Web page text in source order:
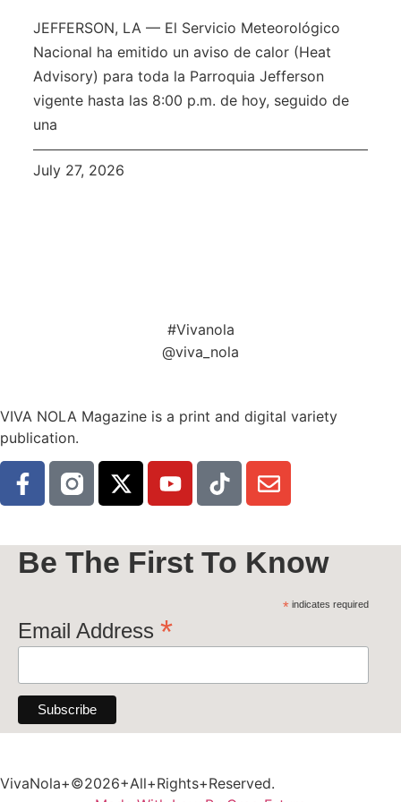
JEFFERSON, LA — El Servicio Meteorológico
Nacional ha emitido un aviso de calor (Heat
Advisory) para toda la Parroquia Jefferson
vigente hasta las 8:00 p.m. de hoy, seguido de
una
July 27, 2026
#Vivanola
@viva_nola
VIVA NOLA Magazine is a print and digital variety
publication.
Be The First To Know
*indicates required
Email Address *
VivaNola+©2026+All+Rights+Reserved.